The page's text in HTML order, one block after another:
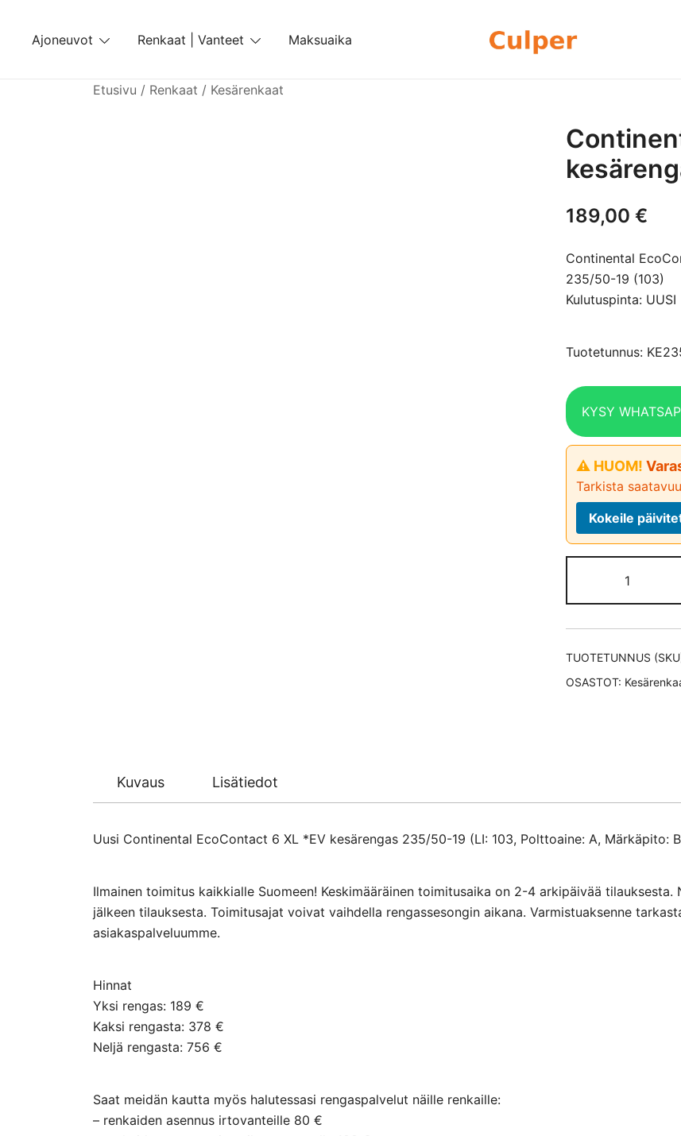
content
Ajoneuvot Renkaat | Vanteet Maksuaika
Etusivu / Renkaat / Kesärenkaat
189,00 €
Continental
235/50-19 (103)
Kulutuspinta: UUSI
Tuotetunnus:
KYSY
⚠ HUOM!
Tarkista
Kokeile
6 XL *EV
235/50-
määrä
TUOTETUNNUS
OSASTOT:
Kuvaus Lisätiedot
Uusi Continental EcoContact 6 XL *EV kesärengas 235/50-19 (LI: 103, Polttoaine: A, Märkäpito:
Ilmainen toimitus kaikkialle Suomeen! Keskimääräinen toimitusaika on 2-4 arkipäivää
jälkeen tilauksesta. Toimitusajat voivat vaihdella rengassesongin aikana. Varmistuaksenne
asiakaspalveluumme.
Hinnat
Yksi rengas: 189 €
Kaksi rengasta: 378 €
Neljä rengasta: 756 €
Saat meidän kautta myös halutessasi rengaspalvelut näille renkaille:
– renkaiden asennus irtovanteille 80 €